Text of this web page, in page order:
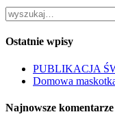
Ostatnie wpisy
PUBLIKACJA
Domowa
Najnowsze komentarze